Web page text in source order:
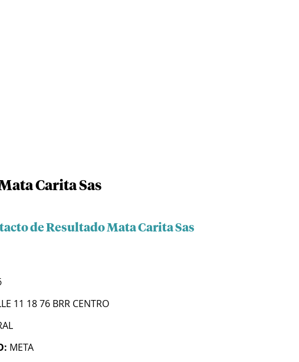
Carita Sas
de Resultado Mata Carita Sas
11 18 76 BRR CENTRO
META